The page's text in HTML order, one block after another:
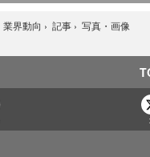
業界動向 › 記事 › 写真・画像